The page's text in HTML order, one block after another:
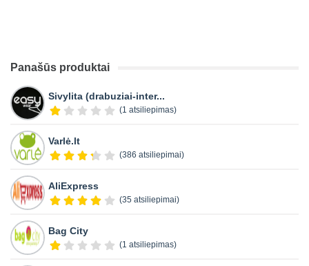
Panašūs produktai
Sivylita (drabuziai-inter...
(1 atsiliepimas)
Varlė.lt
(386 atsiliepimai)
AliExpress
(35 atsiliepimai)
Bag City
(1 atsiliepimas)